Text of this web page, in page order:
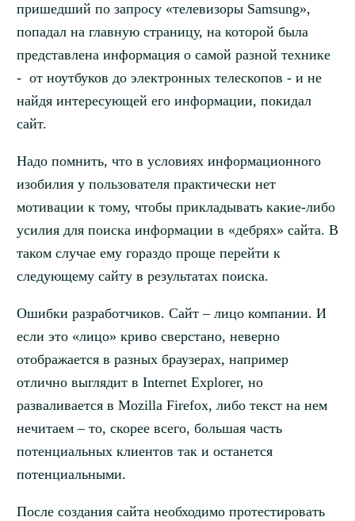
пришедший по запросу «телевизоры Samsung»,
попадал на главную страницу, на которой была
представлена информация о самой разной технике
- от ноутбуков до электронных телескопов - и не
найдя интересующей его информации, покидал
сайт.
Надо помнить, что в условиях информационного
изобилия у пользователя практически нет
мотивации к тому, чтобы прикладывать какие-либо
усилия для поиска информации в «дебрях» сайта. В
таком случае ему гораздо проще перейти к
следующему сайту в результатах поиска.
Ошибки разработчиков. Сайт – лицо компании. И
если это «лицо» криво сверстано, неверно
отображается в разных браузерах, например
отлично выглядит в Internet Explorer, но
разваливается в Mozilla Firefox, либо текст на нем
нечитаем – то, скорее всего, большая часть
потенциальных клиентов так и останется
потенциальными.
После создания сайта необходимо протестировать